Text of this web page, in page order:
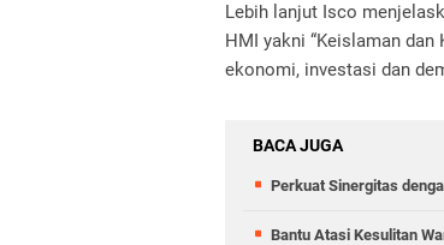
Lebih lanjut Isco
HMI yakni “Keislaman
ekonomi, investasi dan
BACA JUGA
Perkuat Sinergitas
Bantu Atasi Kesulitan